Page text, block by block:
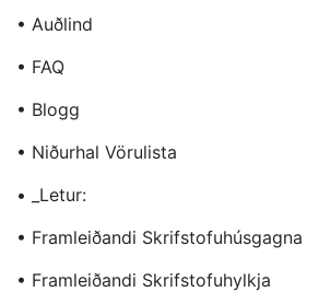
• Auðlind
• FAQ
• Blogg
• Niðurhal Vörulista
• _Letur:
• Framleiðandi Skrifstofuhúsgagna
• Framleiðandi Skrifstofuhylkja